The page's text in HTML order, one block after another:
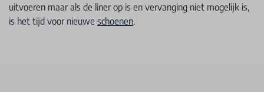
uitvoeren maar als de liner op is en vervanging niet mogelijk is,
is het tijd voor nieuwe schoenen.